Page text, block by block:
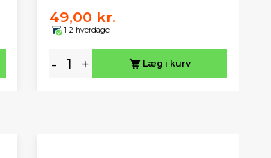
49,00 kr.
1-2 hverdage
- + Læg i kurv